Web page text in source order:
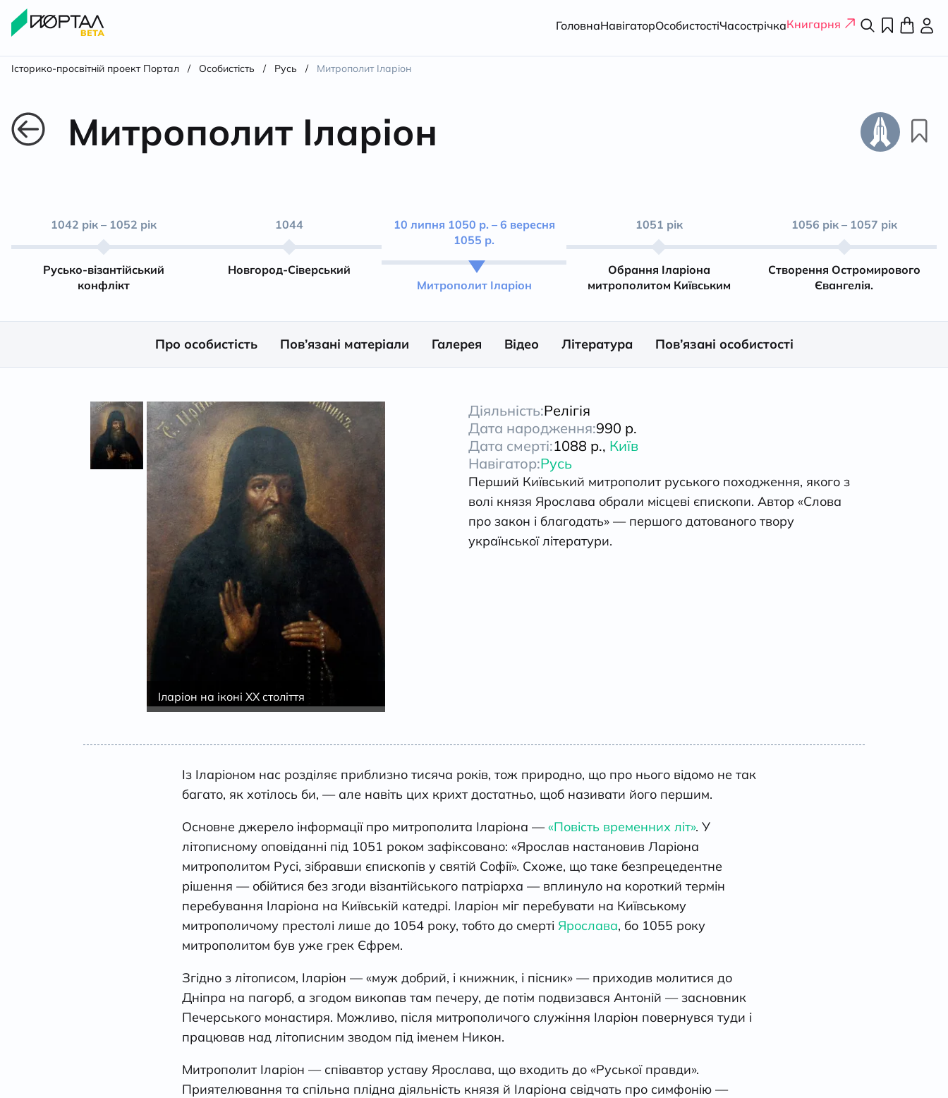
ГоловнаНавігаторОсобистостіЧасострічкаКнигарня
Історико-просвітній проект Портал / Особистість / Русь / Митрополит Іларіон
Митрополит Іларіон
1042 рік – 1052 рік
Русько-візантійський
конфлікт
1044
Новгород-Сіверський
10 липня 1050 р. – 6 вересня
1055 р.
Митрополит Іларіон
1051 рік
Обрання Іларіона
митрополитом Київським
1056 рік – 1057 рік
Cтворення Остромирового
Євангелія.
Про особистість Пов’язані матеріали Галерея Відео Література Пов’язані особистості
Іларіон на іконі ХХ століття
Діяльність:Релігія
Дата народження:990 р.
Дата смерті:1088 р., Київ
Навігатор:Русь
Перший Київський митрополит руського походження, якого з
волі князя Ярослава обрали місцеві єпископи. Автор «Слова
про закон і благодать» — першого датованого твору
української літератури.
Із Іларіоном нас розділяє приблизно тисяча років, тож природно, що про нього відомо не так
багато, як хотілось би, — але навіть цих крихт достатньо, щоб називати його першим.
Основне джерело інформації про митрополита Іларіона — «Повість временних літ». У
літописному оповіданні під 1051 роком зафіксовано: «Ярослав настановив Ларіона
митрополитом Русі, зібравши єпископів у святій Софії». Схоже, що таке безпрецедентне
рішення — обійтися без згоди візантійського патріарха — вплинуло на короткий термін
перебування Іларіона на Київській катедрі. Іларіон міг перебувати на Київському
митрополичому престолі лише до 1054 року, тобто до смерті Ярослава, бо 1055 року
митрополитом був уже грек Єфрем.
Згідно з літописом, Іларіон — «муж добрий, і книжник, і пісник» — приходив молитися до
Дніпра на пагорб, а згодом викопав там печеру, де потім подвизався Антоній — засновник
Печерського монастиря. Можливо, після митрополичого служіння Іларіон повернувся туди і
працював над літописним зводом під іменем Никон.
Митрополит Іларіон — співавтор уставу Ярослава, що входить до «Руської правди».
Приятелювання та спільна плідна діяльність князя й Іларіона свідчать про симфонію —